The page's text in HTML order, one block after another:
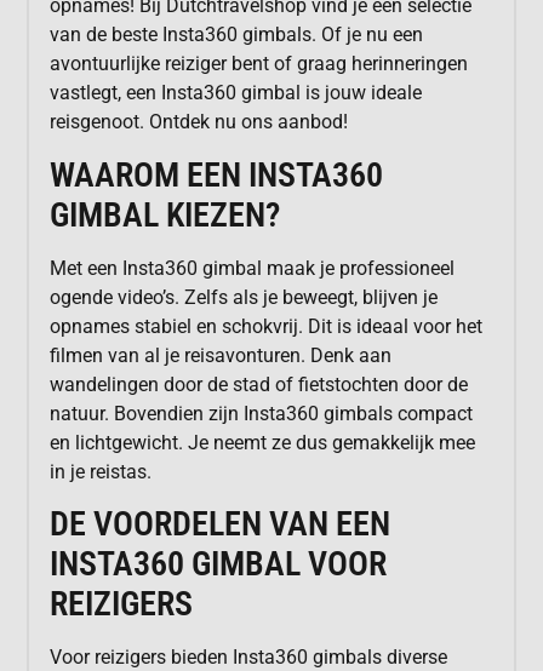
opnames! Bij Dutchtravelshop vind je een selectie
van de beste Insta360 gimbals. Of je nu een
avontuurlijke reiziger bent of graag herinneringen
vastlegt, een Insta360 gimbal is jouw ideale
reisgenoot. Ontdek nu ons aanbod!
WAAROM EEN INSTA360
GIMBAL KIEZEN?
Met een Insta360 gimbal maak je professioneel
ogende video’s. Zelfs als je beweegt, blijven je
opnames stabiel en schokvrij. Dit is ideaal voor het
filmen van al je reisavonturen. Denk aan
wandelingen door de stad of fietstochten door de
natuur. Bovendien zijn Insta360 gimbals compact
en lichtgewicht. Je neemt ze dus gemakkelijk mee
in je reistas.
DE VOORDELEN VAN EEN
INSTA360 GIMBAL VOOR
REIZIGERS
Voor reizigers bieden Insta360 gimbals diverse